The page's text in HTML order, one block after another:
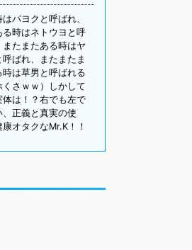
パヨクと呼ばれ、
る時はネトウヨと呼
またまたある時はヤ
呼ばれ、またまたま
時は草男と呼ばれる
くさｗｗ）しかして
体は！？右でも左で
、正義と真実の使
オタクなMr.K！！